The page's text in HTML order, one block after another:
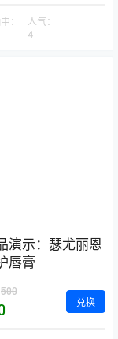
：
人气：
4
演示：瑟尤丽恩
唇膏
500
兑换